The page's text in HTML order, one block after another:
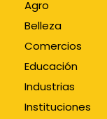
Agro
Belleza
Comercios
Educación
Industrias
Instituciones